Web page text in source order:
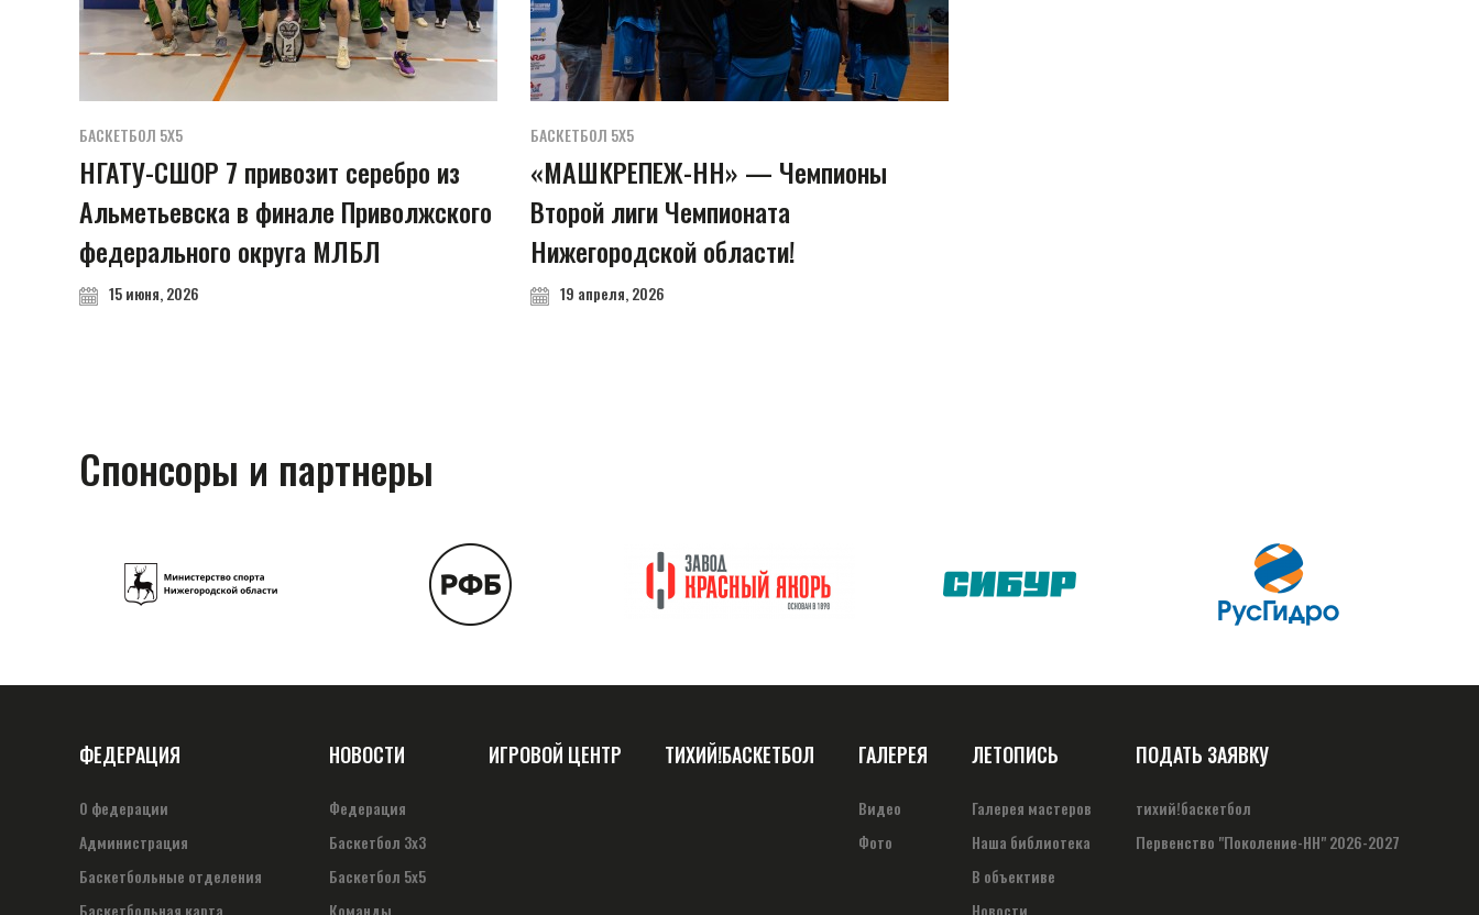
БАСКЕТБОЛ 5Х5
НГАТУ-СШОР 7 привозит серебро из
Альметьевска в финале Приволжского
федерального округа МЛБЛ
15 июня, 2026
БАСКЕТБОЛ 5Х5
«МАШКРЕПЕЖ-НН» — Чемпионы
Второй лиги Чемпионата
Нижегородской области!
19 апреля, 2026
Спонсоры и партнеры
ФЕДЕРАЦИЯ
О федерации
Администрация
Баскетбольные отделения
Баскетбольная карта
НОВОСТИ
Федерация
Баскетбол 3х3
Баскетбол 5х5
Команды
ИГРОВОЙ ЦЕНТР ТИХИЙ!БАСКЕТБОЛ ГАЛЕРЕЯ
Видео
Фото
ЛЕТОПИСЬ
Галерея мастеров
Наша библиотека
В объективе
Новости
ПОДАТЬ ЗАЯВКУ
тихий!баскетбол
Первенство "Поколение-НН" 2026-2027